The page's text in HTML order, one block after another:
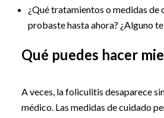
¿Qué tratamientos o medidas de
probaste hasta ahora? ¿Alguno
Qué puedes hacer
A veces, la foliculitis desaparece
médico. Las medidas de cuidado